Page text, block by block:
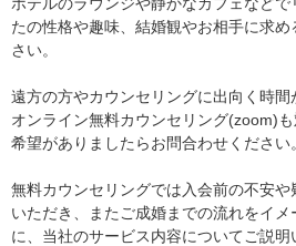
たの性格や趣味、結婚観やお相手に求
さい。
遠方の方やカウンセリングに出向く時間
オンライン無料カウンセリング(zoom)
希望がありましたらお問合わせください。
無料カウンセリングでは入会前の不安
いただき、またご成婚までの流れをイメ
に、当社のサービス内容についてご説